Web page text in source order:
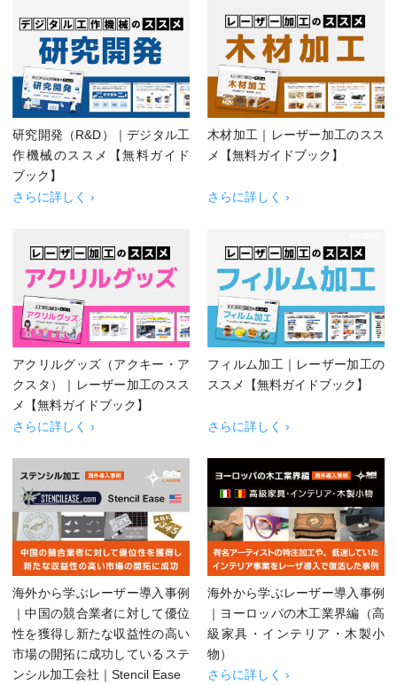
研究開発（R&D）｜デジタル工
作機械のススメ【無料ガイド
ブック】
さらに詳しく ›
木材加工｜レーザー加工のスス
メ【無料ガイドブック】
さらに詳しく ›
アクリルグッズ（アクキー・ア
クスタ）｜レーザー加工のスス
メ【無料ガイドブック】
さらに詳しく ›
フィルム加工｜レーザー加工の
ススメ【無料ガイドブック】
さらに詳しく ›
海外から学ぶレーザー導入事例
｜中国の競合業者に対して優位
性を獲得し新たな収益性の高い
市場の開拓に成功しているステ
ンシル加工会社｜Stencil Ease
海外から学ぶレーザー導入事例
｜ヨーロッパの木工業界編（高
級家具・インテリア・木製小
物）
さらに詳しく ›